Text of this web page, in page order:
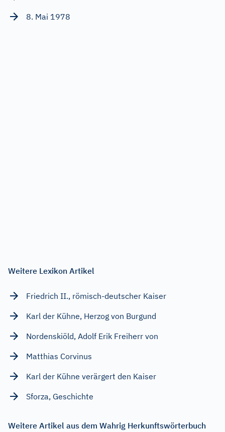
8. Mai 1978
Weitere Lexikon Artikel
Friedrich II., römisch-deutscher Kaiser
Karl der Kühne, Herzog von Burgund
Nordenskiöld, Adolf Erik Freiherr von
Matthias Corvinus
Karl der Kühne verärgert den Kaiser
Sforza, Geschichte
Weitere Artikel aus dem Wahrig Herkunftswörterbuch